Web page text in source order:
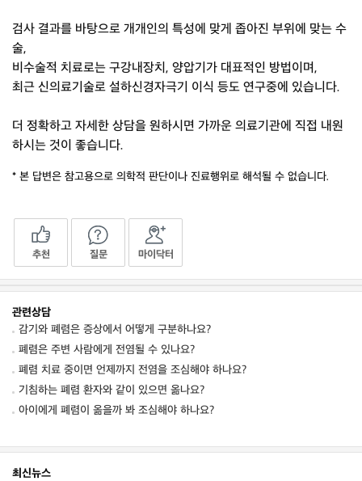
검사 결과를 바탕으로 개개인의 특성에 맞게 좁아진 부위에 맞는 수
술,
비수술적 치료로는 구강내장치, 양압기가 대표적인 방법이며,
최근 신의료기술로 설하신경자극기 이식 등도 연구중에 있습니다.
더 정확하고 자세한 상담을 원하시면 가까운 의료기관에 직접 내원
하시는 것이 좋습니다.
* 본 답변은 참고용으로 의학적 판단이나 진료행위로 해석될 수 없습니다.
추천 질문 마이닥터
관련상담
감기와 폐렴은 증상에서 어떻게 구분하나요?
폐렴은 주변 사람에게 전염될 수 있나요?
폐렴 치료 중이면 언제까지 전염을 조심해야 하나요?
기침하는 폐렴 환자와 같이 있으면 옮나요?
아이에게 폐렴이 옮을까 봐 조심해야 하나요?
최신뉴스